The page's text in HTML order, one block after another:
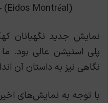
(Eidos Montréal) – سه شنبه 4 آبان 1400
نمایش جدید نگهبانان
پلی استیشن عالی بود.
نگاهی نیز به داستان آن